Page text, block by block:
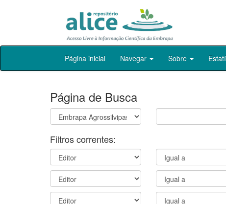
Skip
Página inicial Navegar Sobre
Página de Busca
Filtros correntes: